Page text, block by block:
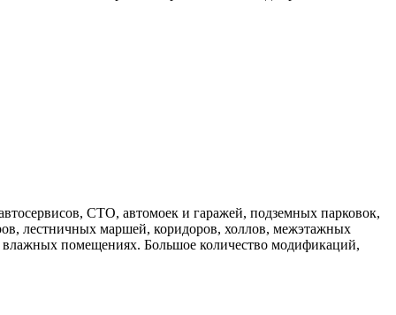
СТО, автомоек и гаражей, подземных парковок,
лестничных маршей, коридоров, холлов, межэтажных
влажных помещениях. Большое количество модификаций,